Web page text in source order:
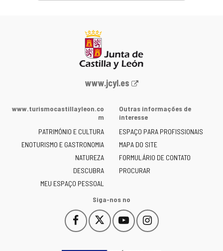
Portal
Junta
Castilla
y
León
-
www.jcyl.es
www.turismocastillayleon.co
m
PATRIMÓNIO E CULTURA
ENOTURISMO E GASTRONOMIA
NATUREZA
DESCUBRA
MEU ESPAÇO PESSOAL
Outras informações de
interesse
ESPAÇO PARA PROFISSIONAIS
MAPA DO SITE
FORMULÁRIO DE CONTATO
PROCURAR
Siga-nos no
Facebook
Este
enlace
Este
enlace
YouTube
Este
enlace
Instagram
Este
enlace